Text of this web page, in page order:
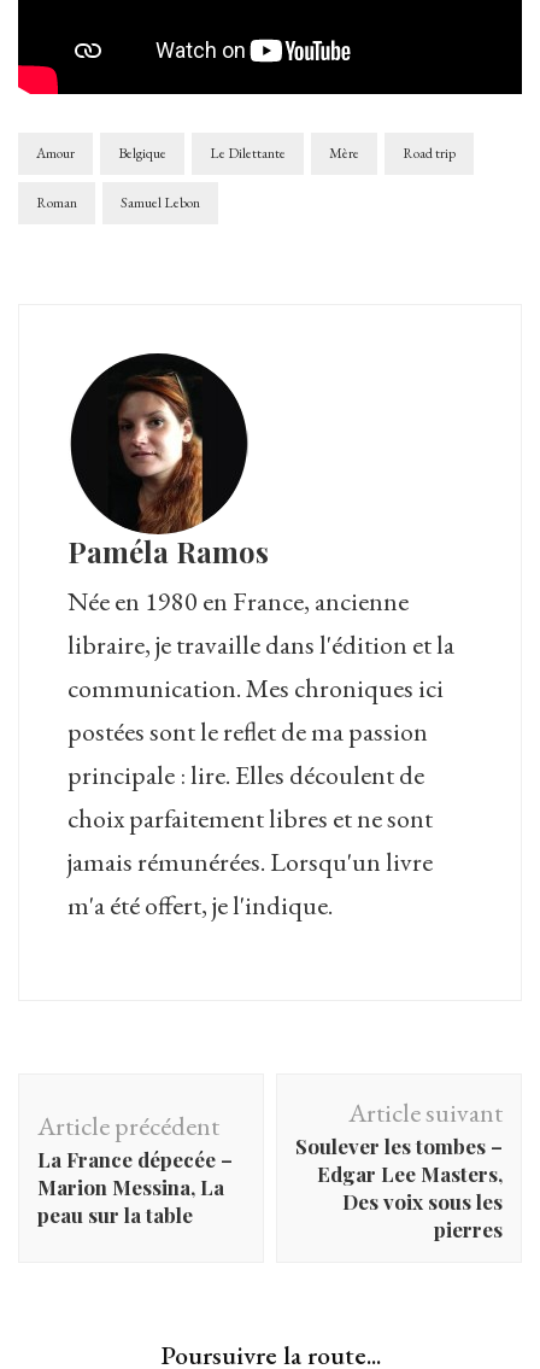
Amour Belgique Le Dilettante Mère Road trip
Roman Samuel Lebon
Paméla Ramos
Née en 1980 en France, ancienne
libraire, je travaille dans l'édition et la
communication. Mes chroniques ici
postées sont le reflet de ma passion
principale : lire. Elles découlent de
choix parfaitement libres et ne sont
jamais rémunérées. Lorsqu'un livre
m'a été offert, je l'indique.
d'article
Article précédent
La France dépecée –
Marion Messina, La
peau sur la table
Article suivant
Soulever les tombes –
Edgar Lee Masters,
Des voix sous les
pierres
Poursuivre la route...